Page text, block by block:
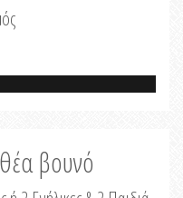
βουνό